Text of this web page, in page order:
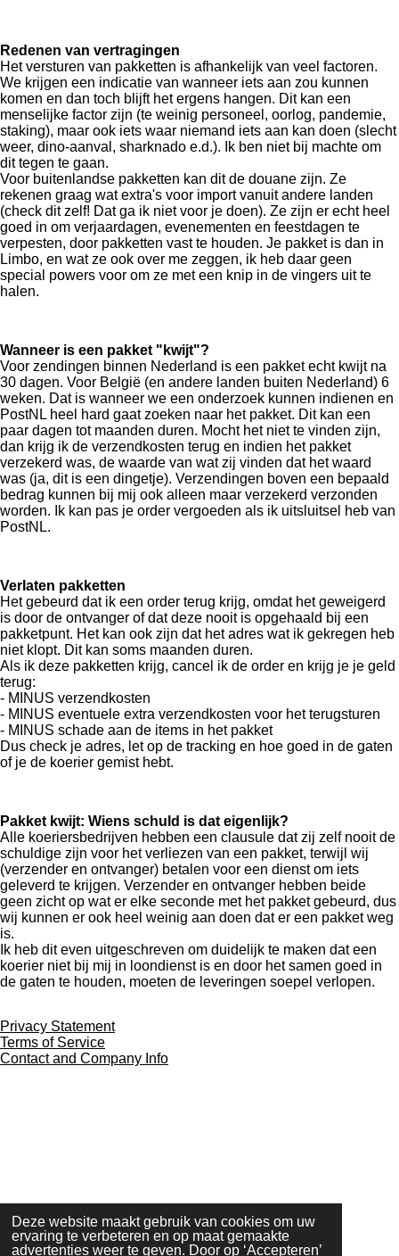
Deze website maakt gebruik van cookies om uw
ervaring te verbeteren en op maat gemaakte
advertenties weer te geven. Door op ‘Accepteren’
Redenen van vertragingen
Het versturen van pakketten is afhankelijk van veel factoren.
We krijgen een indicatie van wanneer iets aan zou kunnen
komen en dan toch blijft het ergens hangen. Dit kan een
menselijke factor zijn (te weinig personeel, oorlog, pandemie,
staking), maar ook iets waar niemand iets aan kan doen (slecht
weer, dino-aanval, sharknado e.d.). Ik ben niet bij machte om
dit tegen te gaan.
Voor buitenlandse pakketten kan dit de douane zijn. Ze
rekenen graag wat extra's voor import vanuit andere landen
(check dit zelf! Dat ga ik niet voor je doen). Ze zijn er echt heel
goed in om verjaardagen, evenementen en feestdagen te
verpesten, door pakketten vast te houden. Je pakket is dan in
Limbo, en wat ze ook over me zeggen, ik heb daar geen
special powers voor om ze met een knip in de vingers uit te
halen.
Wanneer is een pakket "kwijt"?
Voor zendingen binnen Nederland is een pakket echt kwijt na
30 dagen. Voor België (en andere landen buiten Nederland) 6
weken. Dat is wanneer we een onderzoek kunnen indienen en
PostNL heel hard gaat zoeken naar het pakket. Dit kan een
paar dagen tot maanden duren. Mocht het niet te vinden zijn,
dan krijg ik de verzendkosten terug en indien het pakket
verzekerd was, de waarde van wat zij vinden dat het waard
was (ja, dit is een dingetje). Verzendingen boven een bepaald
bedrag kunnen bij mij ook alleen maar verzekerd verzonden
worden. Ik kan pas je order vergoeden als ik uitsluitsel heb van
PostNL.
Verlaten pakketten
Het gebeurd dat ik een order terug krijg, omdat het geweigerd
is door de ontvanger of dat deze nooit is opgehaald bij een
pakketpunt. Het kan ook zijn dat het adres wat ik gekregen heb
niet klopt. Dit kan soms maanden duren.
Als ik deze pakketten krijg, cancel ik de order en krijg je je geld
terug:
- MINUS verzendkosten
- MINUS eventuele extra verzendkosten voor het terugsturen
- MINUS schade aan de items in het pakket
Dus check je adres, let op de tracking en hoe goed in de gaten
of je de koerier gemist hebt.
Pakket kwijt: Wiens schuld is dat eigenlijk?
Alle koeriersbedrijven hebben een clausule dat zij zelf nooit de
schuldige zijn voor het verliezen van een pakket, terwijl wij
(verzender en ontvanger) betalen voor een dienst om iets
geleverd te krijgen. Verzender en ontvanger hebben beide
geen zicht op wat er elke seconde met het pakket gebeurd, dus
wij kunnen er ook heel weinig aan doen dat er een pakket weg
is.
Ik heb dit even uitgeschreven om duidelijk te maken dat een
koerier niet bij mij in loondienst is en door het samen goed in
de gaten te houden, moeten de leveringen soepel verlopen.
Privacy Statement
Terms of Service
Contact and Company Info
© 2026 Sinnespin